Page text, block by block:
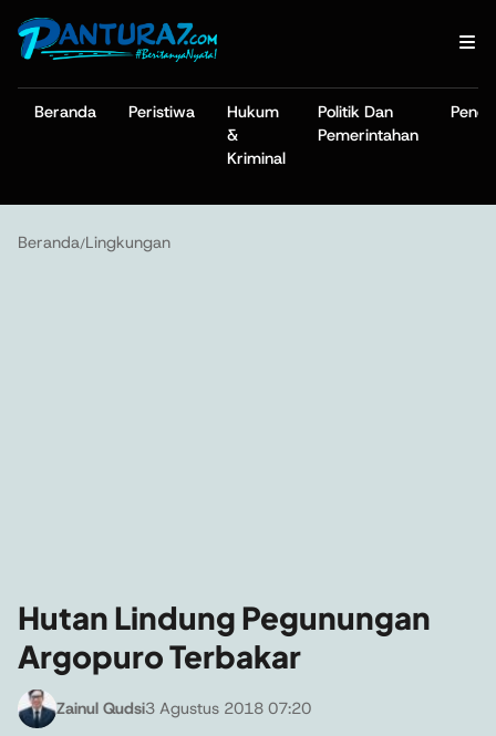
Beranda Peristiwa
Hukum
&
Kriminal
Politik Dan
Pemerintahan
Beranda/Lingkungan
Hutan Lindung Pegunungan
Argopuro Terbakar
Zainul Qudsi3 Agustus 2018 07:20